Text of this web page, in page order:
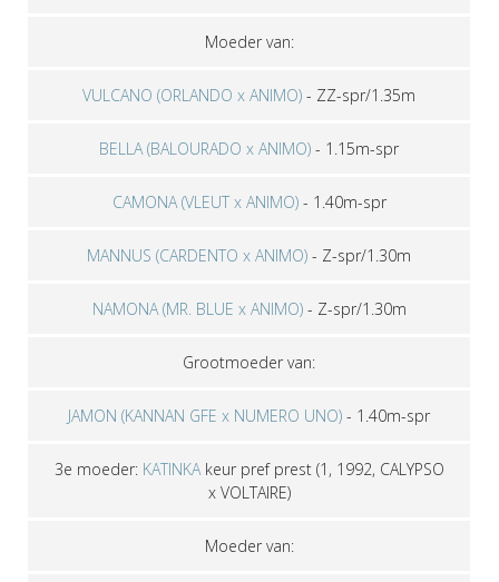
Moeder van:
VULCANO (ORLANDO x ANIMO) - ZZ-spr/1.35m
BELLA (BALOURADO x ANIMO) - 1.15m-spr
CAMONA (VLEUT x ANIMO)- 1.40m-spr
MANNUS (CARDENTO x ANIMO) - Z-spr/1.30m
NAMONA (MR. BLUE x ANIMO)- Z-spr/1.30m
Grootmoeder van:
JAMON (KANNAN GFE x NUMERO UNO) - 1.40m-spr
3e moeder: KATINKA keur pref prest (1, 1992, CALYPSO
x VOLTAIRE)
Moeder van: